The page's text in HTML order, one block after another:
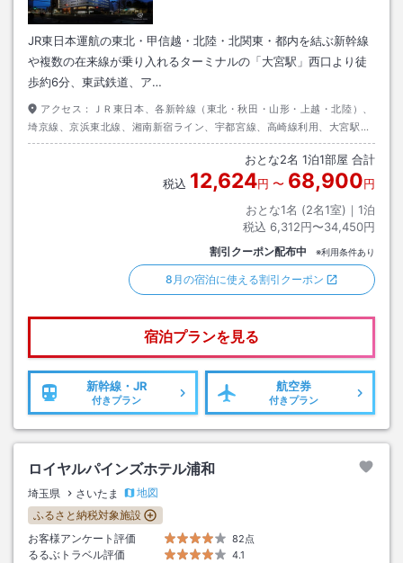
JR東日本運航の東北・甲信越・北陸・北関東・都内を結ぶ新幹線
や複数の在来線が乗り入れるターミナルの「大宮駅」西口より徒
歩約6分、東武鉄道、ア…
アクセス：
ＪＲ東日本、各新幹線（東北・秋田・山形・上越・北陸）、
埼京線、京浜東北線、湘南新宿ライン、宇都宮線、高崎線利用、大宮駅下
車後、西口より徒歩約６分
おとな2名 1泊1部屋 合計
税込 12,624円 〜 68,900円
おとな1名 (2名1室)｜ 1泊
税込 6,312円〜34,450円
割引クーポン配布中 ※利用条件あり
8月の宿泊に使える割引クーポン
宿泊プランを見る
新幹線・JR
付きプラン
航空券
付きプラン
ロイヤルパインズホテル浦和
埼玉県 さいたま
地図
ふるさと納税対象施設
お客様アンケート評価
82点
るるぶトラベル評価
4.1